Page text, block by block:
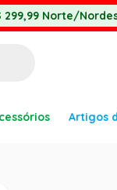
299,99 Norte/
Artigos